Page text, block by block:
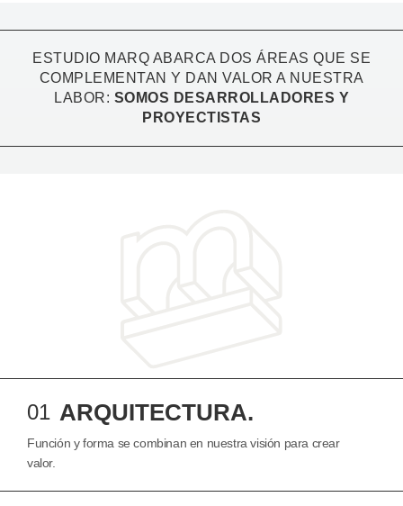
ESTUDIO MARQ ABARCA DOS ÁREAS QUE SE
COMPLEMENTAN Y DAN VALOR A NUESTRA
LABOR: SOMOS DESARROLLADORES Y
PROYECTISTAS
01 ARQUITECTURA.
Función y forma se combinan en nuestra visión para crear
valor.